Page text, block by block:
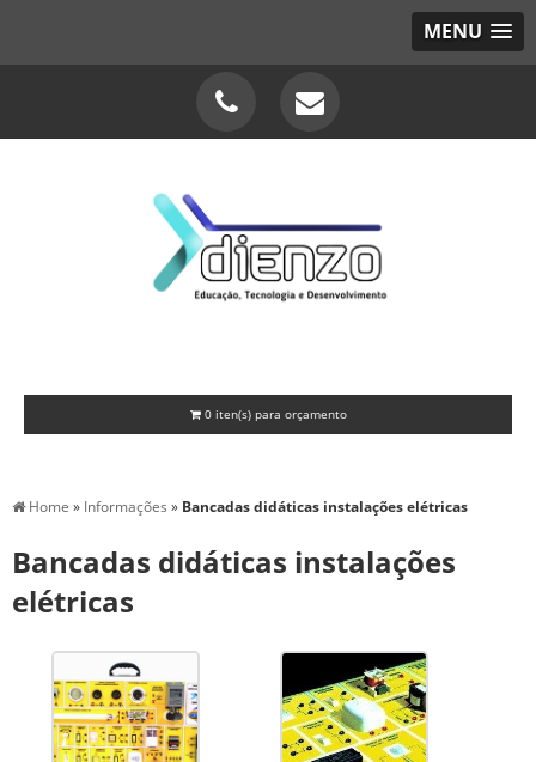
MENU
0iten(s) para orçamento
Home » Informações » Bancadas didáticas instalações elétricas
Bancadas didáticas instalações
elétricas